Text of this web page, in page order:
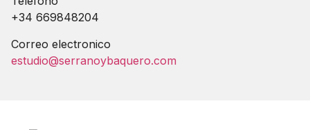
+34 669848204
Correo electronico
estudio@serranoybaquero.com